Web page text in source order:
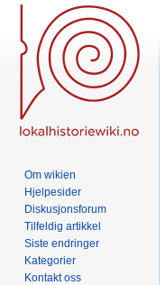
Om wikien
Hjelpesider
Diskusjonsforum
Tilfeldig artikkel
Siste endringer
Kategorier
Kontakt oss